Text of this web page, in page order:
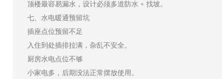
顶楼最容易漏水，设计必须多道防水 + 找坡。
七、水电暖通预留坑
插座点位预留不足
入住到处插排拉满，杂乱不安全。
厨房水电点位不够
小家电多，后期没法正常摆放使用。